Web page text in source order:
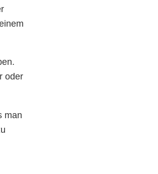
oder
man